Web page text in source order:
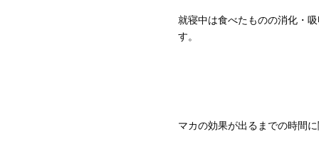
就寝中は食べたものの消化・
す。
マカの効果が出るまでの時間